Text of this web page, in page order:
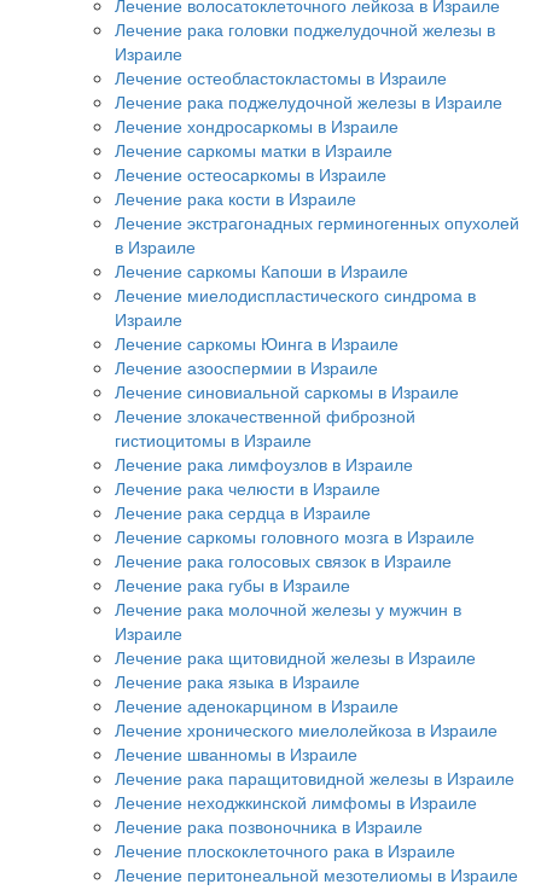
Лечение рака головки поджелудочной железы в
Израиле
Лечение остеобластокластомы в Израиле
Лечение рака поджелудочной железы в Израиле
Лечение хондросаркомы в Израиле
Лечение саркомы матки в Израиле
Лечение остеосаркомы в Израиле
Лечение рака кости в Израиле
Лечение экстрагонадных герминогенных опухолей
в Израиле
Лечение саркомы Капоши в Израиле
Лечение миелодиспластического синдрома в
Израиле
Лечение саркомы Юинга в Израиле
Лечение азооспермии в Израиле
Лечение синовиальной саркомы в Израиле
Лечение злокачественной фиброзной
гистиоцитомы в Израиле
Лечение рака лимфоузлов в Израиле
Лечение рака челюсти в Израиле
Лечение рака сердца в Израиле
Лечение саркомы головного мозга в Израиле
Лечение рака голосовых связок в Израиле
Лечение рака губы в Израиле
Лечение рака молочной железы у мужчин в
Израиле
Лечение рака щитовидной железы в Израиле
Лечение рака языка в Израиле
Лечение аденокарцином в Израиле
Лечение хронического миелолейкоза в Израиле
Лечение шванномы в Израиле
Лечение рака паращитовидной железы в Израиле
Лечение неходжкинской лимфомы в Израиле
Лечение рака позвоночника в Израиле
Лечение плоскоклеточного рака в Израиле
Лечение перитонеальной мезотелиомы в Израиле